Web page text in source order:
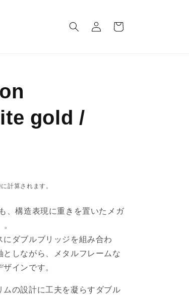
グ
イ
ー
gold /
計算されます。
、構造表現に重きを置いたメガ
ダブルブリッジを組み合わ
しながら、メタルフレームな
インです。
の設計に工夫を凝らすダブル